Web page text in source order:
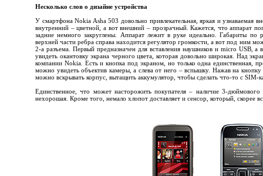
Несколько слов о дизайне устройства
У смартфона Nokia Asha 503 довольно привлекательная, яркая и узнаваемая
внутренний – цветной, а вот внешний – прозрачный. Кажется, что аппарат
задние немного закруглены. Аппарат лежит в руке идеально. Габариты
верхней части ребра справа находится регулятор громкости, а вот под ним
2-а разъема. Первый предназначен для вставления наушников и micro USB,
увидеть окантовку экрана черного цвета, которая довольно широкая. Над
компании Nokia. Есть и кнопка под экраном, но только одна единственная,
можно увидеть объектив камеры, а слева от него – вспышку. Нажав на
можно вскрывать корпус, вытащить аккумулятор, чтобы сделать что-то с SIM-
Единственное, что может насторожить покупателя – наличие 3-
нехорошая. Кроме того, немало хлопот доставляет и сенсор, который, скорее